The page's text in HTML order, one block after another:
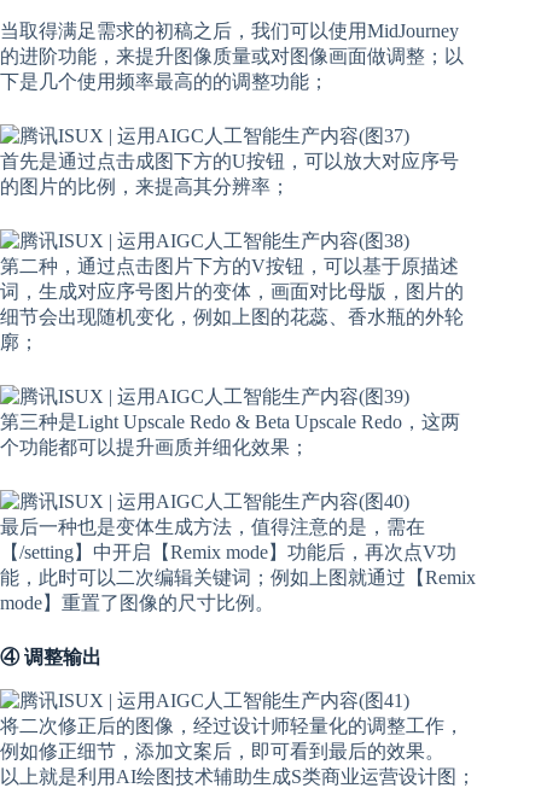
当取得满足需求的初稿之后，我们可以使用MidJourney
的进阶功能，来提升图像质量或对图像画面做调整；以
下是几个使用频率最高的的调整功能；
首先是通过点击成图下方的U按钮，可以放大对应序号
的图片的比例，来提高其分辨率；
第二种，通过点击图片下方的V按钮，可以基于原描述
词，生成对应序号图片的变体，画面对比母版，图片的
细节会出现随机变化，例如上图的花蕊、香水瓶的外轮
廓；
第三种是Light Upscale Redo & Beta Upscale Redo，这两
个功能都可以提升画质并细化效果；
最后一种也是变体生成方法，值得注意的是，需在
【/setting】中开启【Remix mode】功能后，再次点V功
能，此时可以二次编辑关键词；例如上图就通过【Remix
mode】重置了图像的尺寸比例。
④ 调整输出
将二次修正后的图像，经过设计师轻量化的调整工作，
例如修正细节，添加文案后，即可看到最后的效果。
以上就是利用AI绘图技术辅助生成S类商业运营设计图；